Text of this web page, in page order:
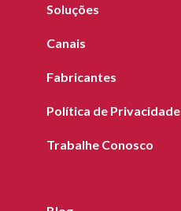
Soluções
Canais
Fabricantes
Política de Privacidade
Trabalhe Conosco